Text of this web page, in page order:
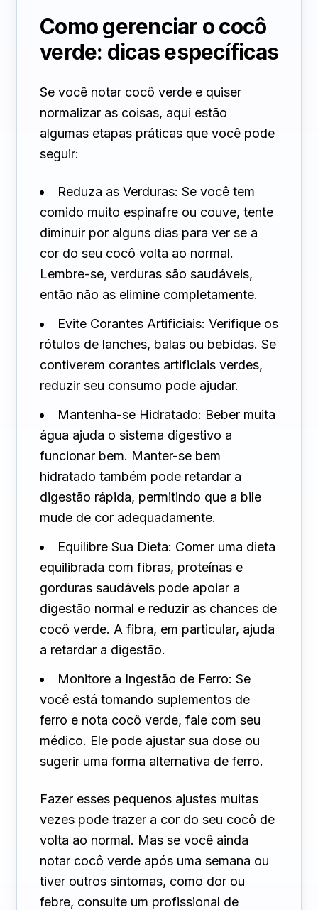
Como gerenciar o cocô
verde: dicas específicas
Se você notar cocô verde e quiser
normalizar as coisas, aqui estão
algumas etapas práticas que você pode
seguir:
Reduza as Verduras: Se você tem
comido muito espinafre ou couve, tente
diminuir por alguns dias para ver se a
cor do seu cocô volta ao normal.
Lembre-se, verduras são saudáveis,
então não as elimine completamente.
Evite Corantes Artificiais: Verifique os
rótulos de lanches, balas ou bebidas. Se
contiverem corantes artificiais verdes,
reduzir seu consumo pode ajudar.
Mantenha-se Hidratado: Beber muita
água ajuda o sistema digestivo a
funcionar bem. Manter-se bem
hidratado também pode retardar a
digestão rápida, permitindo que a bile
mude de cor adequadamente.
Equilibre Sua Dieta: Comer uma dieta
equilibrada com fibras, proteínas e
gorduras saudáveis pode apoiar a
digestão normal e reduzir as chances de
cocô verde. A fibra, em particular, ajuda
a retardar a digestão.
Monitore a Ingestão de Ferro: Se
você está tomando suplementos de
ferro e nota cocô verde, fale com seu
médico. Ele pode ajustar sua dose ou
sugerir uma forma alternativa de ferro.
Fazer esses pequenos ajustes muitas
vezes pode trazer a cor do seu cocô de
volta ao normal. Mas se você ainda
notar cocô verde após uma semana ou
tiver outros sintomas, como dor ou
febre, consulte um profissional de